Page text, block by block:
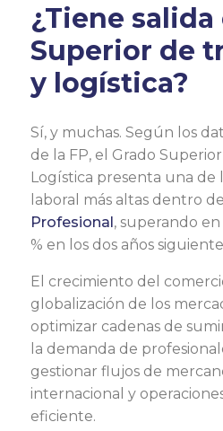
¿Tiene salida
Superior de
y logística?
Sí, y muchas. Según los
de la FP, el Grado
Logística presenta una de
laboral más altas dentro
Profesional , superando
% en los dos años
El crecimiento del
globalización de los
optimizar cadenas de
la demanda de
gestionar flujos de
internacional y
eficiente.